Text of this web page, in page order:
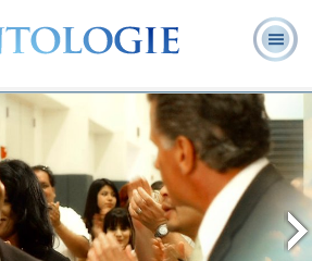
que la
?
Ministres
Foire aux
questions